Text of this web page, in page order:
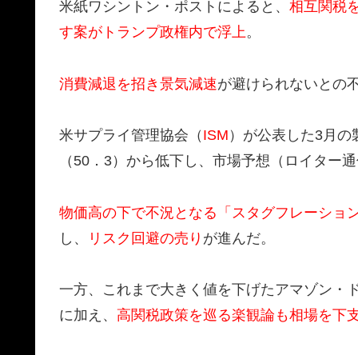
米紙ワシントン・ポストによると、 相互関税
す案がトランプ政権内で浮上。
消費減退を招き景気減速が避けられないとの
米サプライ管理協会（ ISM ）が公表した3月
（50．3）から低下し、市場予想（ロイター
物価高の下で不況となる「スタグフレーショ
し、
リスク回避の売り が進んだ。
一方、これまで大きく値を下げたアマゾン・
に加え、 高関税政策を巡る楽観論も相場を下